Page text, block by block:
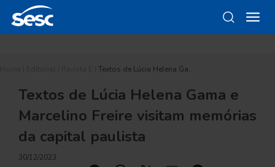
Textos de Lúcia Helena Ga…
Textos de Lúcia Helena Gama e
Marcelino Freire visitam memórias
da capital paulista
30/12/2023